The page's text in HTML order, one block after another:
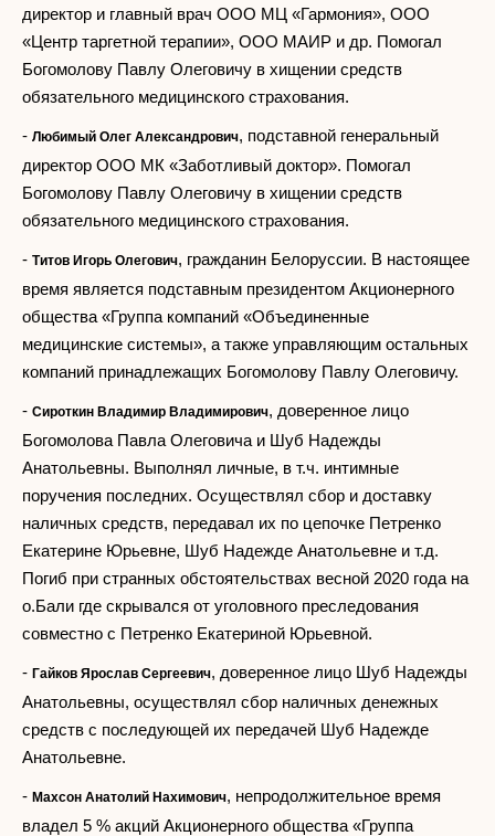
директор и главный врач ООО МЦ «Гармония», ООО
«Центр таргетной терапии», ООО МАИР и др. Помогал
Богомолову Павлу Олеговичу в хищении средств
обязательного медицинского страхования.
- Любимый Олег Александрович, подставной генеральный
директор ООО МК «Заботливый доктор». Помогал
Богомолову Павлу Олеговичу в хищении средств
обязательного медицинского страхования.
- Титов Игорь Олегович, гражданин Белоруссии. В настоящее
время является подставным президентом Акционерного
общества «Группа компаний «Объединенные
медицинские системы», а также управляющим остальных
компаний принадлежащих Богомолову Павлу Олеговичу.
- Сироткин Владимир Владимирович, доверенное лицо
Богомолова Павла Олеговича и Шуб Надежды
Анатольевны. Выполнял личные, в т.ч. интимные
поручения последних. Осуществлял сбор и доставку
наличных средств, передавал их по цепочке Петренко
Екатерине Юрьевне, Шуб Надежде Анатольевне и т.д.
Погиб при странных обстоятельствах весной 2020 года на
о.Бали где скрывался от уголовного преследования
совместно с Петренко Екатериной Юрьевной.
- Гайков Ярослав Сергеевич, доверенное лицо Шуб Надежды
Анатольевны, осуществлял сбор наличных денежных
средств с последующей их передачей Шуб Надежде
Анатольевне.
- Махсон Анатолий Нахимович, непродолжительное время
владел 5 % акций Акционерного общества «Группа